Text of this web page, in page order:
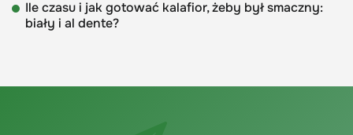
Ile czasu i jak gotować kalafior, żeby był smaczny:
biały i al dente?